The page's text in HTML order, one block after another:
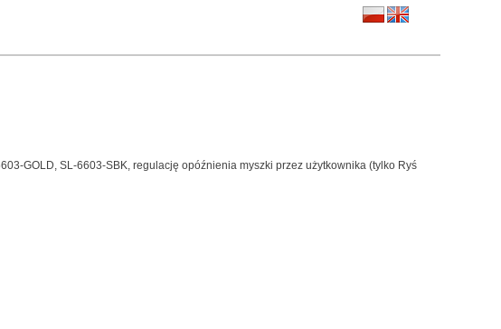
GOLD, SL-6603-SBK, regulację opóźnienia myszki przez użytkownika (tylko Ryś